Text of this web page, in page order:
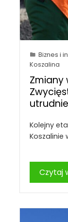
Biznes i
Koszalina
Zmiany
Kolejny
Koszalinie
Czytaj